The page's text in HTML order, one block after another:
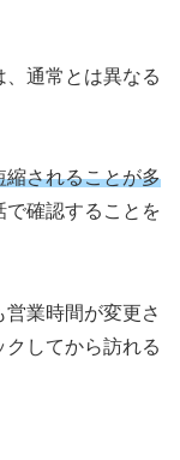
通常とは異なる
縮されることが多
で確認することを
業時間が変更さ
してから訪れる